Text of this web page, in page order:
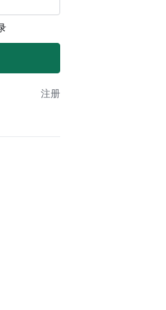
注册